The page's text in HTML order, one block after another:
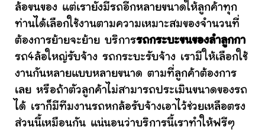
ล้อขนของ แต่เรายังมีรถอีกหลายขนาดให้ลูกค้าทุก
ท่านได้เลือกใช้งานตามความเหมาะสมของจำนวนที่
ต้องการย้ายจะย้าย บริการรถกระบะขนของลำลูกกา
รถ4ล้อใหญ่รับจ้าง รถกระบะรับจ้าง เรามีให้เลือกใช้
งานกันหลายแบบหลายขนาด ตามที่ลูกค้าต้องการ
เลย หรือถ้าตัวลูกค้าไม่สามารถประเมินขนาดของรถ
ได้ เราก็มีทีมงานรถหกล้อรับจ้างเอาไว้ช่วยเหลือตรง
ส่วนนี้เหมือนกัน แน่นอนว่าบริการนี้เราทำให้ฟรีๆ